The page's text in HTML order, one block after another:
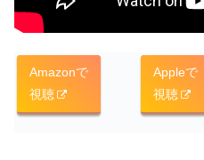
Amazonで
視聴
Appleで
視聴